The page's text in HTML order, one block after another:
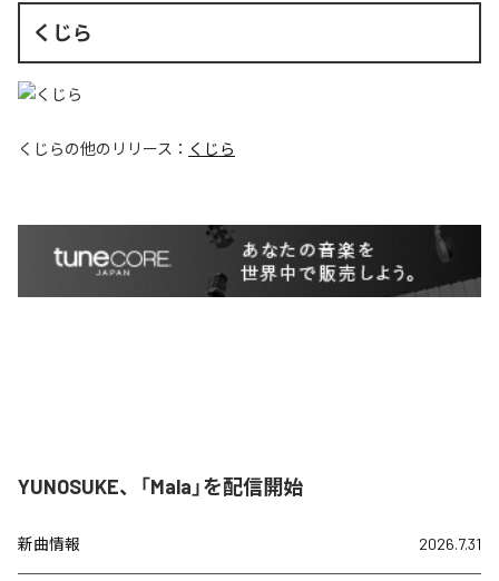
くじら
くじらの他のリリース： くじら
YUNOSUKE、「Mala」を配信開始
新曲情報 2026.7.31